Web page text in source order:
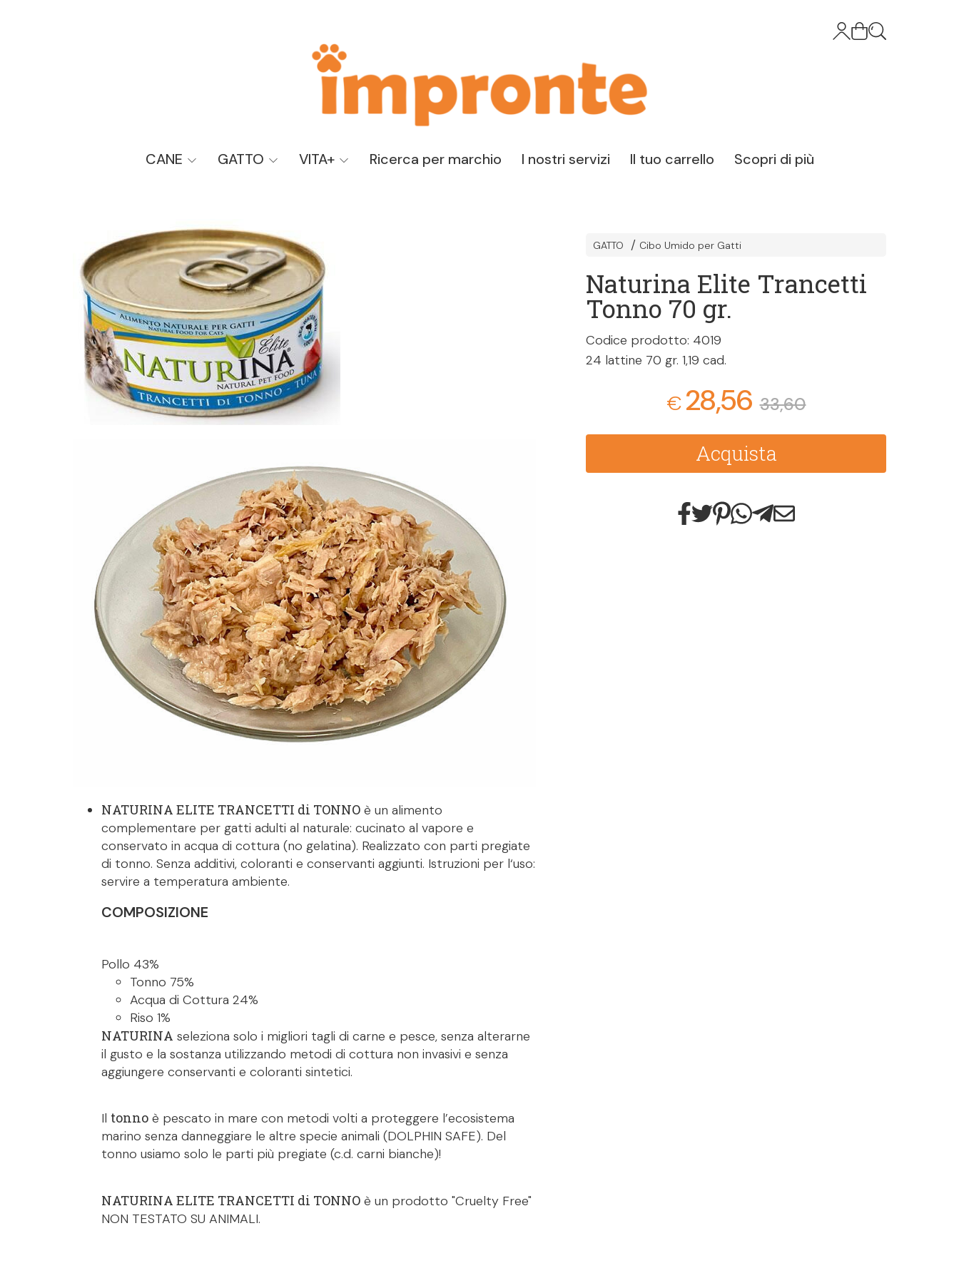
CANE GATTO VITA+ Ricerca per marchio I nostri servizi Il tuo carrello Scopri di più
NATURINA ELITE TRANCETTI di TONNO è un alimento
complementare per gatti adulti al naturale: cucinato al vapore e
conservato in acqua di cottura (no gelatina). Realizzato con parti pregiate
di tonno. Senza additivi, coloranti e conservanti aggiunti. Istruzioni per l‘uso:
servire a temperatura ambiente.
COMPOSIZIONE
Pollo 43%
Tonno 75%
Acqua di Cottura 24%
Riso 1%
NATURINA seleziona solo i migliori tagli di carne e pesce, senza alterarne
il gusto e la sostanza utilizzando metodi di cottura non invasivi e senza
aggiungere conservanti e coloranti sintetici.
Il tonno è pescato in mare con metodi volti a proteggere l’ecosistema
marino senza danneggiare le altre specie animali (DOLPHIN SAFE). Del
tonno usiamo solo le parti più pregiate (c.d. carni bianche)!
NATURINA ELITE TRANCETTI di TONNO è un prodotto "Cruelty Free"
NON TESTATO SU ANIMALI.
GATTO Cibo Umido per Gatti
Naturina Elite Trancetti
Tonno 70 gr.
Codice prodotto: 4019
24 lattine 70 gr. 1,19 cad.
€28,56 33,60
Acquista